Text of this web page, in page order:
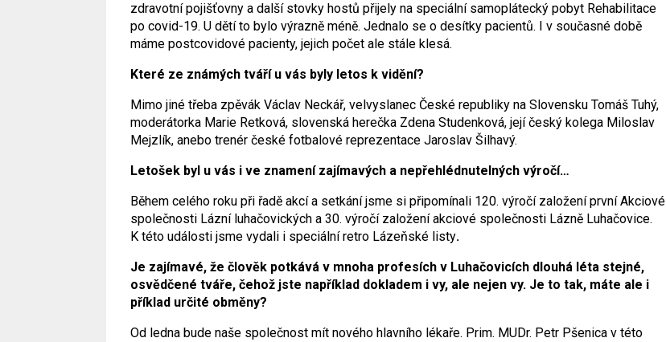
zdravotní pojišťovny a další stovky hostů přijely na speciální samoplátecký pobyt Rehabilitace
po covid-19. U dětí to bylo výrazně méně. Jednalo se o desítky pacientů. I v současné době
máme postcovidové pacienty, jejich počet ale stále klesá.
Které ze známých tváří u vás byly letos k vidění?
Mimo jiné třeba zpěvák Václav Neckář, velvyslanec České republiky na Slovensku Tomáš Tuhý,
moderátorka Marie Retková, slovenská herečka Zdena Studenková, její český kolega Miloslav
Mejzlík, anebo trenér české fotbalové reprezentace Jaroslav Šilhavý.
Letošek byl u vás i ve znamení zajímavých a nepřehlédnutelných výročí…
Během celého roku při řadě akcí a setkání jsme si připomínali 120. výročí založení první Akciové
společnosti Lázní luhačovických a 30. výročí založení akciové společnosti Lázně Luhačovice.
K této události jsme vydali i speciální retro Lázeňské listy.
Je zajímavé, že člověk potkává v mnoha profesích v Luhačovicích dlouhá léta stejné,
osvědčené tváře, čehož jste například dokladem i vy, ale nejen vy. Je to tak, máte ale i
příklad určité obměny?
Od ledna bude naše společnost mít nového hlavního lékaře. Prim. MUDr. Petr Pšenica v této